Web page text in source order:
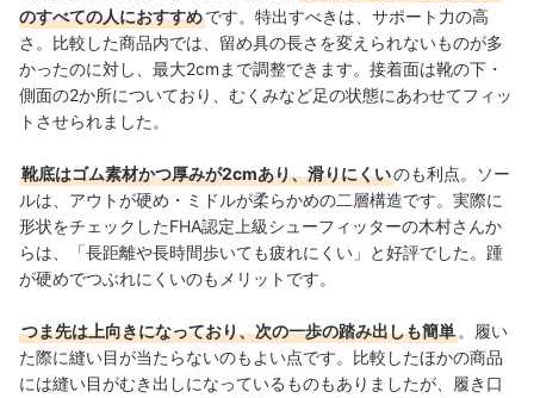
のすべての人におすすめです。特出すべきは、サポート力の高
さ。比較した商品内では、留め具の長さを変えられないものが多
かったのに対し、最大2cmまで調整できます。接着面は靴の下・
側面の2か所についており、むくみなど足の状態にあわせてフィッ
トさせられました。
靴底はゴム素材かつ厚みが2cmあり、滑りにくいのも利点。ソー
ルは、アウトが硬め・ミドルが柔らかめの二層構造です。実際に
形状をチェックしたFHA認定上級シューフィッターの木村さんか
らは、「長距離や長時間歩いても疲れにくい」と好評でした。踵
が硬めでつぶれにくいのもメリットです。
つま先は上向きになっており、次の一歩の踏み出しも簡単 。履い
た際に縫い目が当たらないのもよい点です。比較したほかの商品
には縫い目がむき出しになっているものもありましたが、履き口